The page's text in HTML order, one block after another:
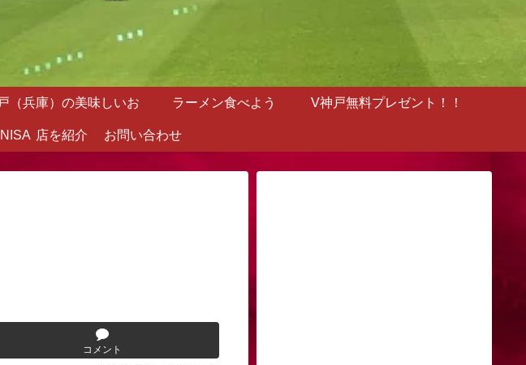
（兵庫）の美味しいお
店を紹介
ラーメン食べよう V神戸無料プレゼント！！
お問い合わせ
コメント